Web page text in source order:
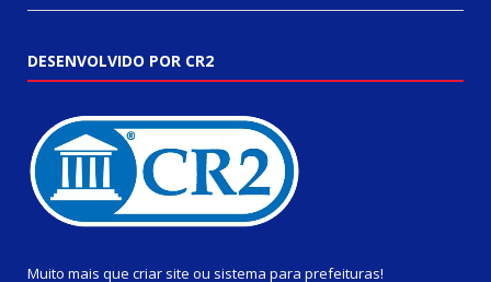
DESENVOLVIDO POR CR2
Muito mais que criar site ou sistema para prefeituras!